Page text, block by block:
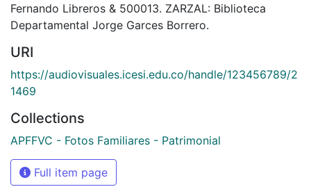
Fernando Libreros & 500013. ZARZAL: Biblioteca
Departamental Jorge Garces Borrero.
URI
https://audiovisuales.icesi.edu.co/handle/123456789/2
1469
Collections
APFFVC - Fotos Familiares - Patrimonial
Full item page